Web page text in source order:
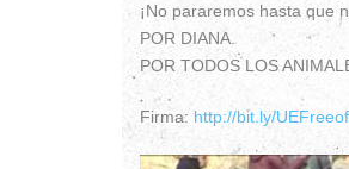
¡No pararemos hasta que
POR DIANA.
POR TODOS LOS
Firma: http://bit.ly/